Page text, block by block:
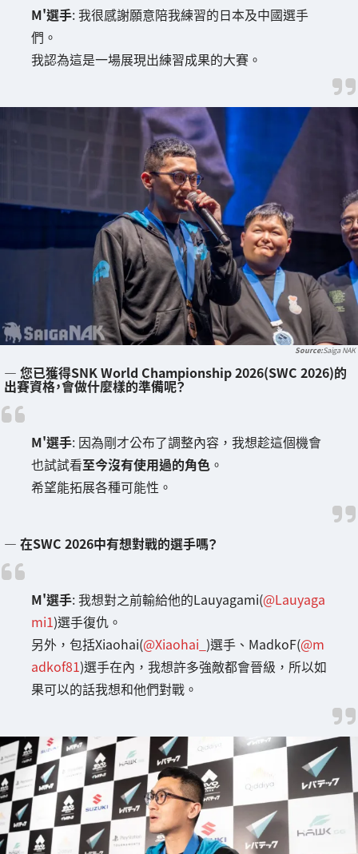
M'選手: 我很感謝願意陪我練習的日本及中國選手
們。
我認為這是一場展現出練習成果的大賽。
Saiga NAK
― 您已獲得SNK World Championship 2026(SWC 2026)的
出賽資格，會做什麼樣的準備呢？
M'選手: 因為剛才公布了調整內容，我想趁這個機會
也試試看至今沒有使用過的角色 。
希望能拓展各種可能性。
― 在SWC 2026中有想對戰的選手嗎？
M'選手: 我想對之前輸給他的Lauyagami(@Lauyaga
mi1)選手復仇。
另外，包括Xiaohai(@Xiaohai_ )選手、MadkoF(@m
adkof81)選手在內，我想許多強敵都會晉級，所以如
果可以的話我想和他們對戰。